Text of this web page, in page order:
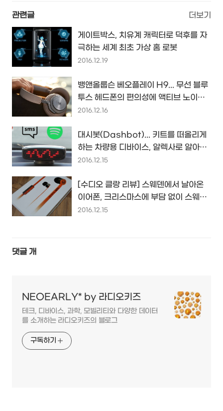
관련글 더보기
게이트박스, 치유계 캐릭터로 덕후를 자
극하는 세계 최초 가상 홈 로봇
2016.12.19
뱅앤올룹슨 베오플레이 H9... 무선 블루
투스 헤드폰의 편의성에 액티브 노이즈
캔슬링을 더하다...
2016.12.16
대시봇(Dashbot)... 키트를 떠올리게
하는 차량용 디바이스, 알렉사로 알아듣
고 드라이버를 이끈다...
2016.12.15
[수디오 클랑 리뷰] 스웨덴에서 날아온
이어폰, 크리스마스에 부담 없이 스웨덴
감성을 선물해 보세요~
2016.12.15
댓글 개
NEOEARLY* by 라디오키즈
테크, 디바이스, 과학, 모빌리티와 다양한 데이터
를 소개하는 라디오키즈의 블로그
구독하기